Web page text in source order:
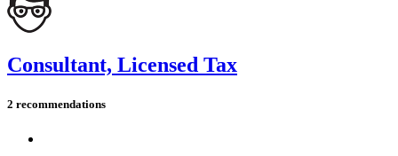
Consultant, Licensed Tax
2 recommendations